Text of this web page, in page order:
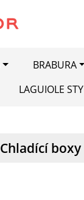
BRABURA
LAGUIOLE
Chladící boxy